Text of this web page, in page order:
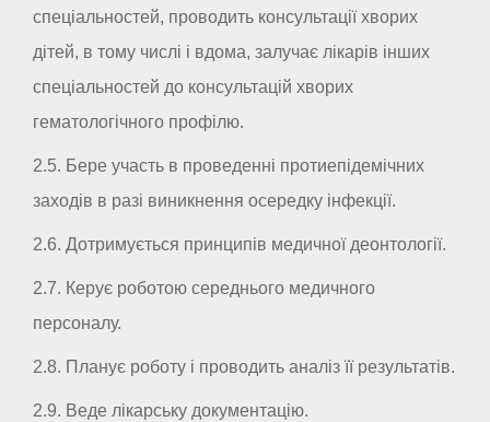
спеціальностей, проводить консультації хворих
дітей, в тому числі і вдома, залучає лікарів інших
спеціальностей до консультацій хворих
гематологічного профілю.
2.5. Бере участь в проведенні протиепідемічних
заходів в разі виникнення осередку інфекції.
2.6. Дотримується принципів медичної деонтології.
2.7. Керує роботою середнього медичного
персоналу.
2.8. Планує роботу і проводить аналіз її результатів.
2.9. Веде лікарську документацію.